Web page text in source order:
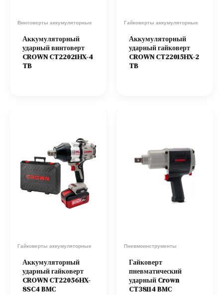
Винтоверты аккумуляторные
Аккумуляторный
ударный винтоверт
CROWN CT22021HX-4
TB
Гайковерты аккумуляторные
Аккумуляторный
ударный гайковерт
CROWN CT22015HX-2
TB
Гайковерты аккумуляторные
Аккумуляторный
ударный гайковерт
CROWN CT22056HX-
8SC4 BMC
Пневмоинструменты
Гайковерт
пневматический
ударный Crown
CT38114 BMC